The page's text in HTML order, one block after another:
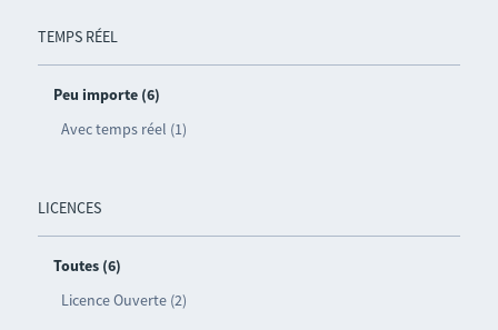
TEMPS RÉEL
Peu importe (6)
Avec temps réel (1)
LICENCES
Toutes (6)
Licence Ouverte (2)